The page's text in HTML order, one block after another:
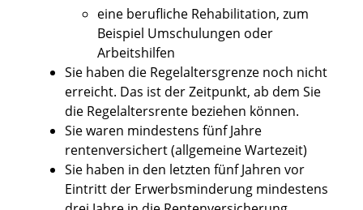
eine berufliche Rehabilitation, zum
Beispiel Umschulungen oder
Arbeitshilfen
Sie haben die Regelaltersgrenze noch nicht
erreicht. Das ist der Zeitpunkt, ab dem Sie
die Regelaltersrente beziehen können.
Sie waren mindestens fünf Jahre
rentenversichert (allgemeine Wartezeit)
Sie haben in den letzten fünf Jahren vor
Eintritt der Erwerbsminderung mindestens